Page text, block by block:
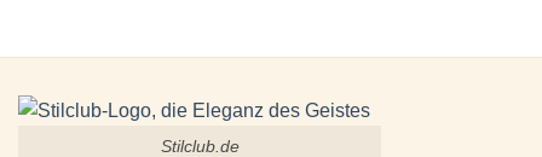
Stilclub.de